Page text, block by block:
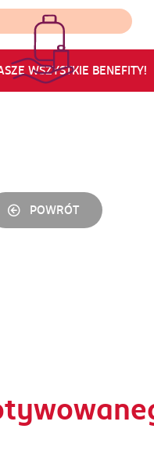
dla
którzy
się w trudnej
życiowej
WSZYSTKIE BENEFITY!
POWRÓT